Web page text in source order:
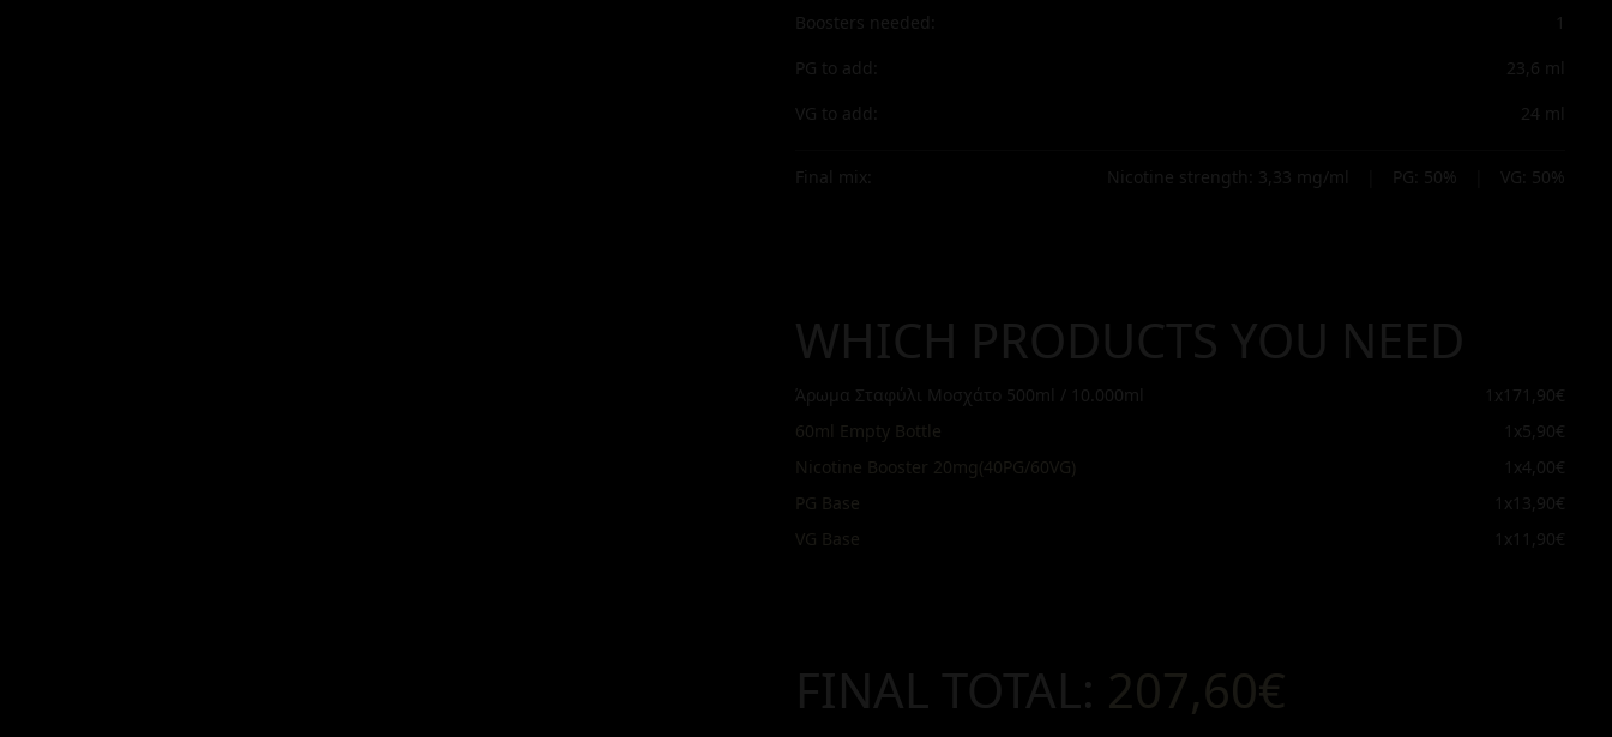
Boosters needed:
1
PG to add:
23,6 ml
VG to add:
24 ml
Final mix: Nicotine strength: 3,33 mg/ml PG: 50% VG: 50%
WHICH PRODUCTS YOU NEED
Άρωμα Σταφύλι Μοσχάτο 500ml / 10.000ml 1x 171,90€
60ml Empty Bottle
1x5,90€
Nicotine Booster 20mg(40PG/60VG)
1x4,00€
PG Base
1x 13,90€
VG Base
1x 11,90€
FINAL TOTAL: 207,60€